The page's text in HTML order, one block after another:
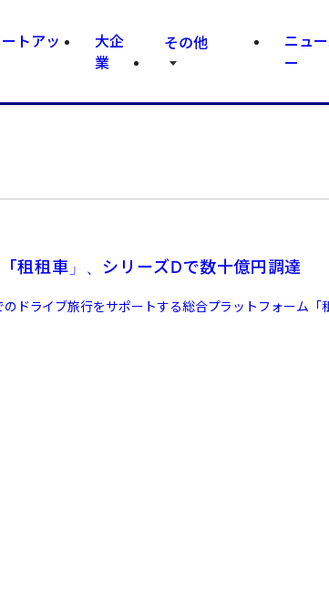
トアッ
大企
業
その他
ニュ
ー
租租車」、シリーズDで数十億円調達
ドライブ旅行をサポートする総合プラットフォーム「